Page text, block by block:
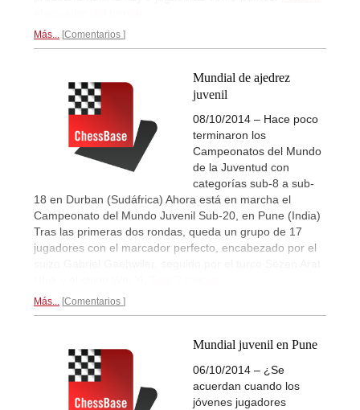
Más... Comentarios
Mundial de ajedrez
juvenil
08/10/2014 – Hace poco
terminaron los
Campeonatos del Mundo
de la Juventud con
categorías sub-8 a sub-
18 en Durban (Sudáfrica) Ahora está en marcha el
Campeonato del Mundo Juvenil Sub-20, en Pune (India)
Tras las primeras dos rondas, queda un grupo de 17
jugadores con el marcador perfecto, encabezado por el
Más... Comentarios
Mundial juvenil en Pune
06/10/2014 – ¿Se
acuerdan cuando los
jóvenes jugadores